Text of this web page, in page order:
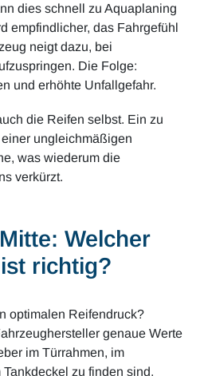
dies schnell zu Aquaplaning
empfindlicher, das Fahrgefühl
neigt dazu, bei
Die Folge:
und erhöhte Unfallgefahr.
die Reifen selbst. Ein zu
ungleichmäßigen
was wiederum die
verkürzt.
Welcher
richtig?
optimalen Reifendruck?
genaue Werte
im Türrahmen, im
zu finden sind.